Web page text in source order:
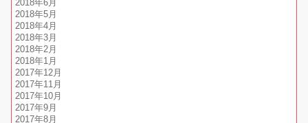
2018年6月
2018年5月
2018年4月
2018年3月
2018年2月
2018年1月
2017年12月
2017年11月
2017年10月
2017年9月
2017年8月